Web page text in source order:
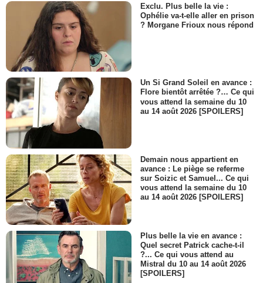
Exclu. Plus belle la vie :
Ophélie va-t-elle aller en prison
? Morgane Frioux nous répond
Un Si Grand Soleil en avance :
Flore bientôt arrêtée ?… Ce qui
vous attend la semaine du 10
au 14 août 2026 [SPOILERS]
Demain nous appartient en
avance : Le piège se referme
sur Soizic et Samuel... Ce qui
vous attend la semaine du 10
au 14 août 2026 [SPOILERS]
Plus belle la vie en avance :
Quel secret Patrick cache-t-il
?... Ce qui vous attend au
Mistral du 10 au 14 août 2026
[SPOILERS]